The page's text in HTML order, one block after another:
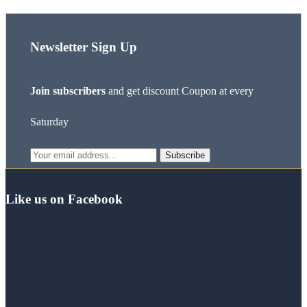
Newsletter Sign Up
Join subscribers and get discount Coupon at every
Saturday
Subscribe
Like us on Facebook